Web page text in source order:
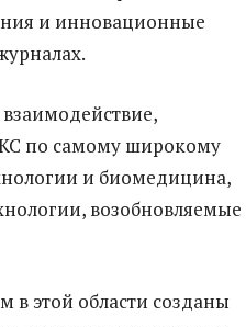
и инновационные
по самому широкому
и биомедицина,
возобновляемые
в этой области созданы